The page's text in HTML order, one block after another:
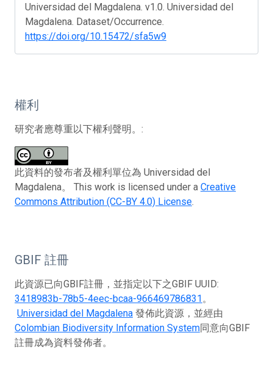
Universidad del Magdalena. v1.0. Universidad del
Magdalena. Dataset/Occurrence.
https://doi.org/10.15472/sfa5w9
權利
研究者應尊重以下權利聲明。:
此資料的發布者及權利單位為 Universidad del
Magdalena。 This work is licensed under a Creative
Commons Attribution (CC-BY 4.0) License.
GBIF 註冊
此資源已向GBIF註冊，並指定以下之GBIF UUID:
3418983b-78b5-4eec-bcaa-966469786831。
Universidad del Magdalena 發佈此資源，並經由
Colombian Biodiversity Information System同意向GBIF
註冊成為資料發佈者。